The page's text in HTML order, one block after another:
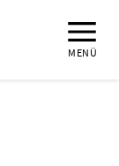
MENÜ